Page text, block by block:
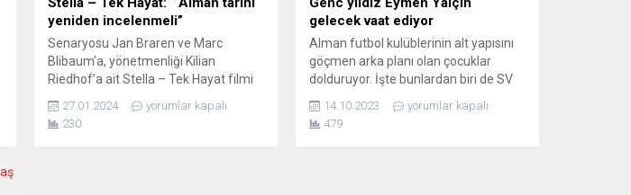
yeniden incelenmeli”
Senaryosu Jan Braren ve Marc
Blibaum’a, yönetmenliği Kilian
Riedhof’a ait Stella – Tek Hayat filmi
girdi. Film, suç devletinin acımasız
sistemiyle karşı karşıya kalan,
27.01.2024
yorumlar kapalı
230
gelecek vaat ediyor
Alman futbol kulüblerinin alt yapısını
göçmen arka planı olan çocuklar
dolduruyor. İşte bunlardan biri de SV
kulübünün alt yapısı olan U13 takımı
oyuncularından Eymen Yalçın. Genç
14.10.2023
yorumlar kapalı
479